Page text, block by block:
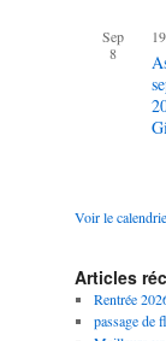
Sep
8
Voir le
Articles
Rentrée
passage de